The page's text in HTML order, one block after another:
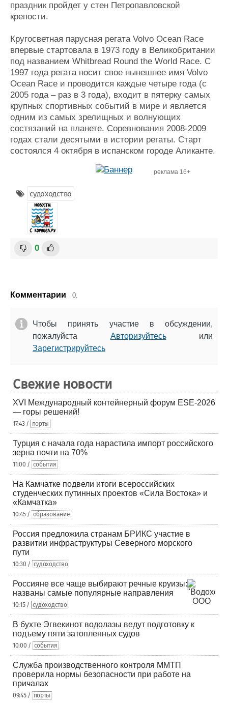
праздник пройдет у стен Петропавловской
крепости.
Кругосветная парусная регата Volvo Ocean Race
впервые стартовала в 1973 году в Великобритании
под названием Whitbread Round the World Race. С
1997 года регата носит свое нынешнее имя Volvo
Ocean Race и проводится каждые четыре года (с
2005 года – раз в 3 года), входит в пятерку самых
крупных спортивных событий в мире и является
одним из самых зрелищных и волнующих
состязаний на планете. Соревнования 2008-2009
годах стали десятыми в истории регаты. Старт
состоялся 4 октября в испанском городе Аликанте.
реклама 16+
судоходство
0
Комментарии 0.
Чтобы принять участие в обсуждении,
пожалуйста Авторизуйтесьили
Зарегистрируйтесь
Свежие новости
XVI Международный контейнерный форум ESE-2026
— горы решений!
17:43 / порты
Турция с начала года нарастила импорт российского
зерна почти на 70%
11:00 / события
На Камчатке подвели итоги всероссийских
студенческих путинных проектов «Сила Востока» и
«Камчатка»
10:45 / образование
Россия предложила странам БРИКС участие в
развитии инфраструктуры Северного морского
пути
10:30 / судоходство
Россияне все чаще выбирают речные круизы:
названы самые популярные направления
10:15 / судоходство
В бухте Эгвекинот водолазы ведут подготовку к
подъему пяти затопленных судов
10:00 / события
Служба производственного контроля ММТП
проверила нормы безопасности при работе на
причалах
09:45 / порты